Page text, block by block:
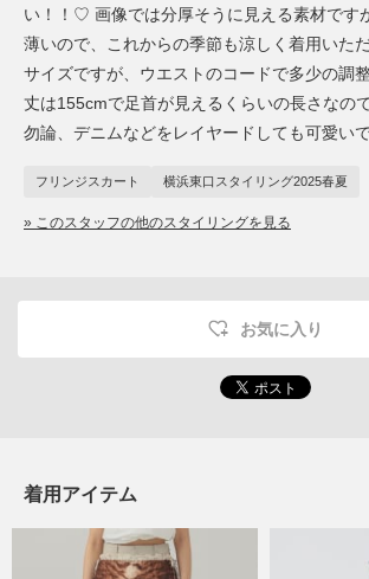
い！！♡ 画像では分厚そうに見える素材です
薄いので、これからの季節も涼しく着用いた
サイズですが、ウエストのコードで多少の調
丈は155cmで足首が見えるくらいの長さなの
勿論、デニムなどをレイヤードしても可愛いで
フリンジスカート 横浜東口スタイリング2025春夏
» このスタッフの他のスタイリングを見る
お気に入り
着用アイテム